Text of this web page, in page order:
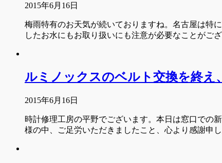
2015年6月16日
梅雨特有のお天気が続いておりますね。名古屋は特
したお水にもお取り扱いにも注意が必要なことがご
ルミノックスのベルト交換を終え
2015年6月16日
時計修理工房の平野でございます。本日は窓口での
様の中、ご足労いただきましたこと、心より感謝申